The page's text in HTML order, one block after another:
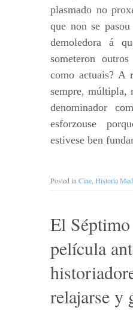
plasmado no
que non se
demoledora á
someteron
como actuais? A
sempre, múltipla,
denominador
esforzouse
estivese ben
Posted in Cine Historia
El
película
relajarse y